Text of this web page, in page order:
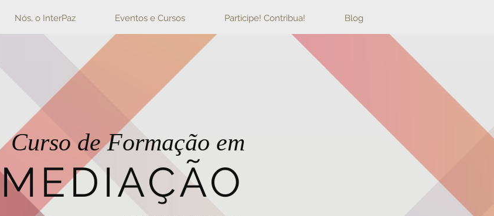
Nós, o InterPaz Eventos e Cursos Participe! Contribua! Blog
Curso de Formação em
MEDIAÇÃO